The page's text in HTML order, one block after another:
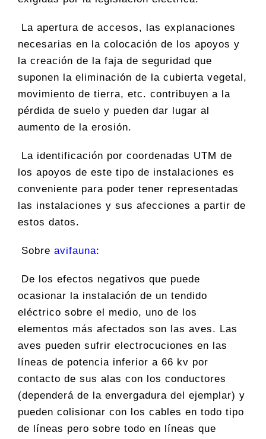
La apertura de accesos, las explanaciones
necesarias en la colocación de los apoyos y
la creación de la faja de seguridad que
suponen la eliminación de la cubierta vegetal,
movimiento de tierra, etc. contribuyen a la
pérdida de suelo y pueden dar lugar al
aumento de la erosión.
La identificación por coordenadas UTM de
los apoyos de este tipo de instalaciones es
conveniente para poder tener representadas
las instalaciones y sus afecciones a partir de
estos datos.
Sobre avifauna:
De los efectos negativos que puede
ocasionar la instalación de un tendido
eléctrico sobre el medio, uno de los
elementos más afectados son las aves. Las
aves pueden sufrir electrocuciones en las
líneas de potencia inferior a 66 kv por
contacto de sus alas con los conductores
(dependerá de la envergadura del ejemplar) y
pueden colisionar con los cables en todo tipo
de líneas pero sobre todo en líneas que